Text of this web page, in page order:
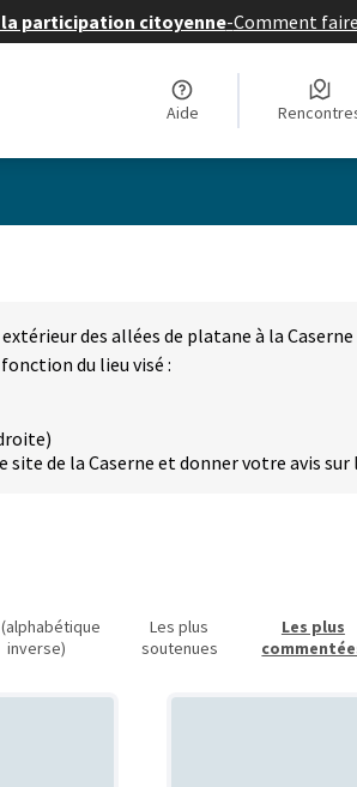
participation citoyenne-Comment
Aide
des allées de platane à la Caserne
du lieu visé :
site de la Caserne et donner votre avis
(alphabétique
inverse)
Les plus
soutenues
Les plus